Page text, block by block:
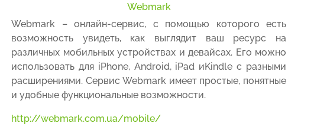
Webmark
Webmark – онлайн-сервис, с помощью которого есть
возможность увидеть, как выглядит ваш ресурс на
различных мобильных устройствах и девайсах. Его можно
использовать для iPhone, Android, iPad иKindle с разными
расширениями. Сервис Webmark имеет простые, понятные
и удобные функциональные возможности.
http://webmark.com.ua/mobile/